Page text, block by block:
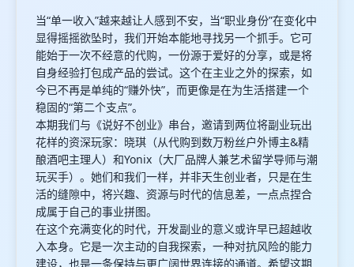
当“单一收入”越来越让人感到不安，当“职业身份”在变化中
显得摇摇欲坠时，我们开始本能地寻找另一个抓手。它可
能始于一次不经意的代购，一份源于爱好的分享，或是将
自身经验打包成产品的尝试。这个在主业之外的探索，如
今已不再是单纯的“赚外快”，而更像是在为生活搭建一个
稳固的“第二个支点”。
本期我们与《说好不创业》串台，邀请到两位将副业玩出
花样的资深玩家：晓琪（从代购到数万粉丝户外博主&精
酿酒吧主理人）和Yonix（大厂品牌人兼艺术留学导师与潮
玩买手）。她们和我们一样，并非天生创业者，只是在生
活的缝隙中，将兴趣、资源与时代的信息差，一点点捏合
成属于自己的事业拼图。
在这个充满变化的时代，开发副业的意义或许早已超越收
入本身。它是一次主动的自我探索，一种对抗风险的能力
建设，也是一条保持与更广阔世界连接的通道。希望这期